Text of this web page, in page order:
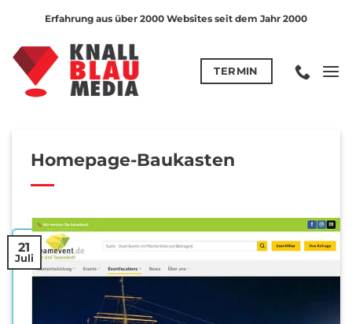
springen
Erfahrung aus über 2000 Websites seit dem Jahr 2000
TERMIN
Homepage-Baukasten
21
Juli